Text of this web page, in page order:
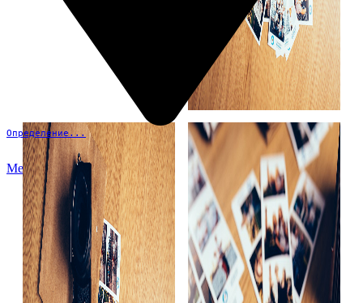
Определение...
Меню